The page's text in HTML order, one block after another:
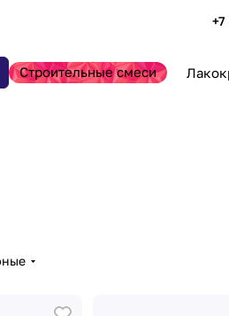
Строительные смеси